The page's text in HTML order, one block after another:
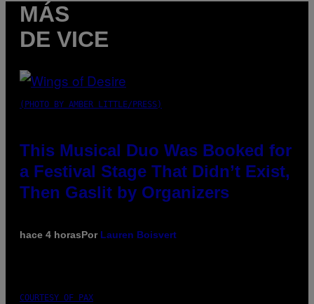
MÁS
DE VICE
(PHOTO BY AMBER LITTLE/PRESS)
This Musical Duo Was Booked for
a Festival Stage That Didn’t Exist,
Then Gaslit by Organizers
hace 4 horasPor Lauren Boisvert
COURTESY OF PAX